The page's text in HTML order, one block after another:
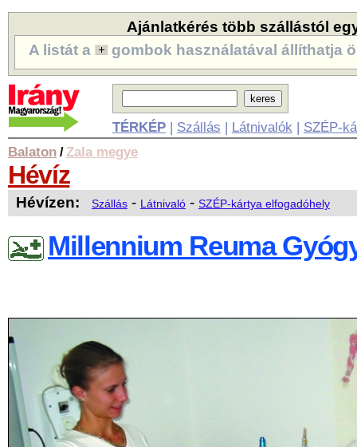
Ajánlatkérés több szállástól
A listát a
gombok használatával állíthatja
TÉRKÉP| Szállás | Látnivalók | SZÉP-
Balaton /Zala megye
Hévíz
Hévízen: Szállás - Látnivaló - SZÉP-kártya elfogadóhely
Millennium Reuma